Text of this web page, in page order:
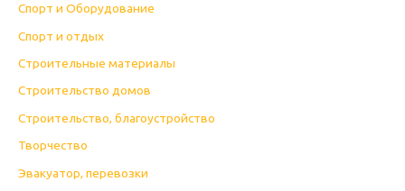
Спорт и Оборудование
Спорт и отдых
Строительные материалы
Строительство домов
Строительство, благоустройство
Творчество
Эвакуатор, перевозки